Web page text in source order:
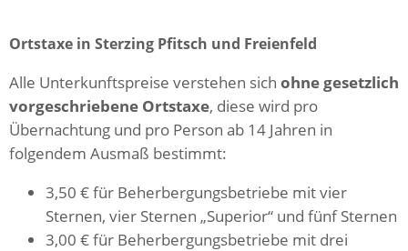
Ortstaxe in Sterzing Pfitsch und Freienfeld
Alle Unterkunftspreise verstehen sich ohne gesetzlich
vorgeschriebene Ortstaxe, diese wird pro
Übernachtung und pro Person ab 14 Jahren in
folgendem Ausmaß bestimmt:
3,50 € für Beherbergungsbetriebe mit vier
Sternen, vier Sternen „Superior“ und fünf Sternen
3,00 € für Beherbergungsbetriebe mit drei